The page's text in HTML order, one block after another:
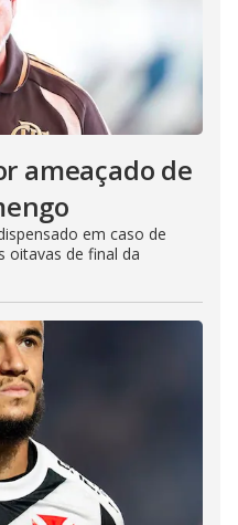
ameaçado de
em caso de
oitavas de final da